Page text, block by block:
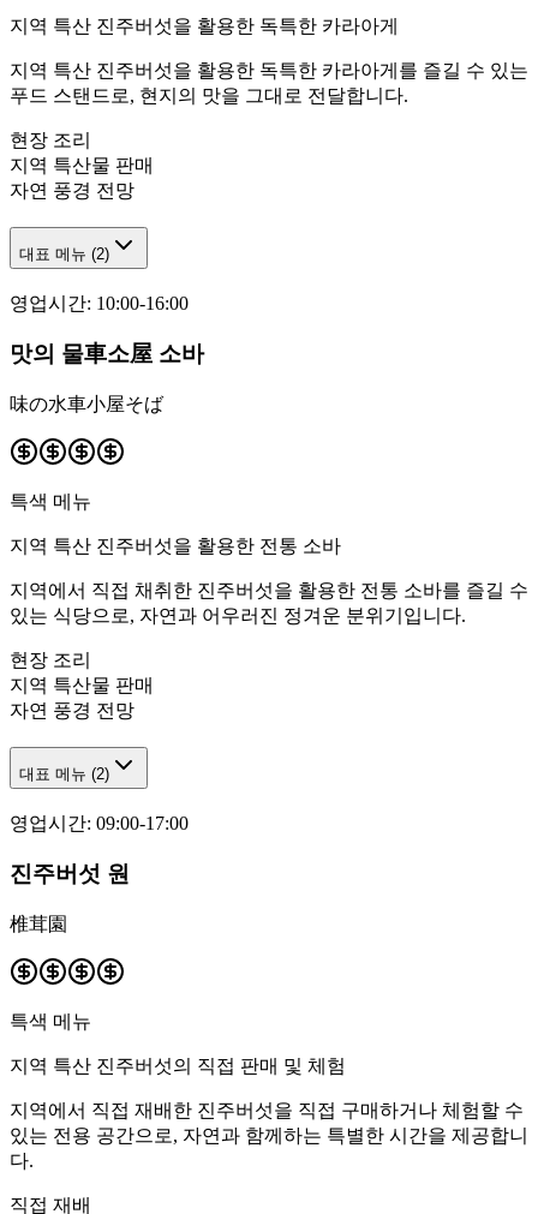
지역 특산 진주버섯을 활용한 독특한 카라아게
지역 특산 진주버섯을 활용한 독특한 카라아게를 즐길 수 있는
푸드 스탠드로, 현지의 맛을 그대로 전달합니다.
현장 조리
지역 특산물 판매
자연 풍경 전망
대표 메뉴 (2)
영업시간: 10:00-16:00
맛의 물車소屋 소바
味の水車小屋そば
특색 메뉴
지역 특산 진주버섯을 활용한 전통 소바
지역에서 직접 채취한 진주버섯을 활용한 전통 소바를 즐길 수
있는 식당으로, 자연과 어우러진 정겨운 분위기입니다.
현장 조리
지역 특산물 판매
자연 풍경 전망
대표 메뉴 (2)
영업시간: 09:00-17:00
진주버섯 원
椎茸園
특색 메뉴
지역 특산 진주버섯의 직접 판매 및 체험
지역에서 직접 재배한 진주버섯을 직접 구매하거나 체험할 수
있는 전용 공간으로, 자연과 함께하는 특별한 시간을 제공합니
다.
직접 재배